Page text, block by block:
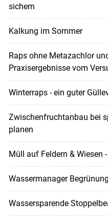
sichern
Kalkung im Sommer
Raps ohne Metazachlor
Praxisergebnisse vom
Winterraps - ein guter
Zwischenfruchtanbau bei
planen
Müll auf Feldern & Wiesen
Wassermanager Begrünung
Wassersparende